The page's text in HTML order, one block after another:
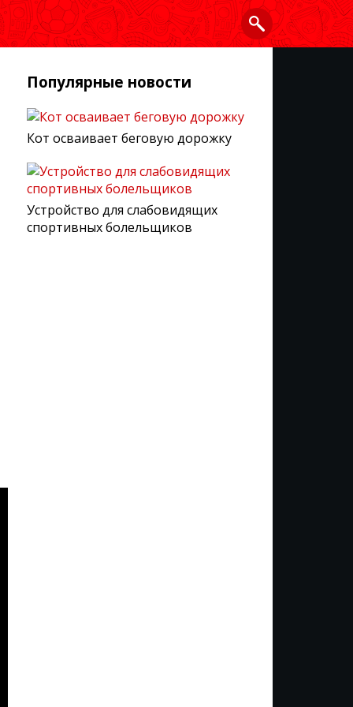
Популярные новости
Кот осваивает беговую дорожку
Устройство для слабовидящих
спортивных болельщиков